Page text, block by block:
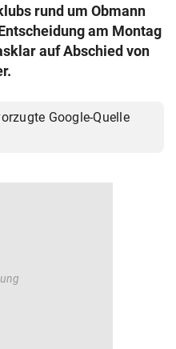
2026
rund um Obmann
am Montag
auf Abschied von
Google-Quelle